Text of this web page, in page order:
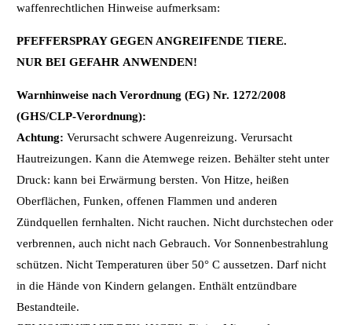
waffenrechtlichen Hinweise aufmerksam:
PFEFFERSPRAY GEGEN ANGREIFENDE TIERE.
NUR BEI GEFAHR ANWENDEN!
Warnhinweise nach Verordnung (EG) Nr. 1272/2008
(GHS/CLP-Verordnung):
Achtung: Verursacht schwere Augenreizung. Verursacht
Hautreizungen. Kann die Atemwege reizen. Behälter steht unter
Druck: kann bei Erwärmung bersten. Von Hitze, heißen
Oberflächen, Funken, offenen Flammen und anderen
Zündquellen fernhalten. Nicht rauchen. Nicht durchstechen oder
verbrennen, auch nicht nach Gebrauch. Vor Sonnenbestrahlung
schützen. Nicht Temperaturen über 50° C aussetzen. Darf nicht
in die Hände von Kindern gelangen. Enthält entzündbare
Bestandteile.